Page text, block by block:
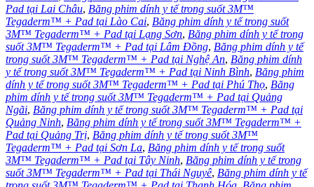
Pad tại Lai Châu, Băng phim dính y tế trong suốt 3M™
Tegaderm™ + Pad tại Lào Cai, Băng phim dính y tế trong suốt
3M™ Tegaderm™ + Pad tại Lạng Sơn, Băng phim dính y tế trong
suốt 3M™ Tegaderm™ + Pad tại Lâm Đồng, Băng phim dính y tế
trong suốt 3M™ Tegaderm™ + Pad tại Nghệ An, Băng phim dính
y tế trong suốt 3M™ Tegaderm™ + Pad tại Ninh Bình, Băng phim
dính y tế trong suốt 3M™ Tegaderm™ + Pad tại Phú Thọ, Băng
phim dính y tế trong suốt 3M™ Tegaderm™ + Pad tại Quảng
Ngãi, Băng phim dính y tế trong suốt 3M™ Tegaderm™ + Pad tại
Quảng Ninh, Băng phim dính y tế trong suốt 3M™ Tegaderm™ +
Pad tại Quảng Trị, Băng phim dính y tế trong suốt 3M™
Tegaderm™ + Pad tại Sơn La, Băng phim dính y tế trong suốt
3M™ Tegaderm™ + Pad tại Tây Ninh, Băng phim dính y tế trong
suốt 3M™ Tegaderm™ + Pad tại Thái Nguyê, Băng phim dính y tế